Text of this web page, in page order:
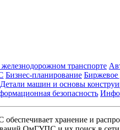
транспорте
Бизнес-планирование Биржевое
Детали машин и основы
безопасность
хранение и